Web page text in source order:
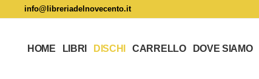
info@libreriadelnovecento.it
HOME LIBRI DISCHI CARRELLO DOVE SIAMO